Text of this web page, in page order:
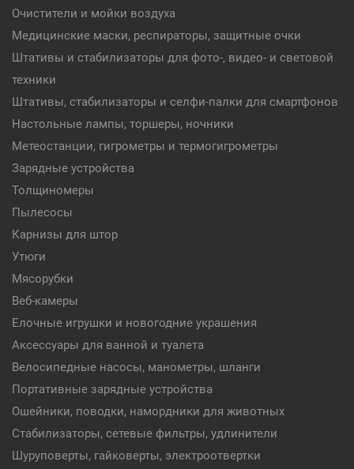
Очистители и мойки воздуха
Медицинские маски, респираторы, защитные очки
Штативы и стабилизаторы для фото-, видео- и световой
техники
Штативы, стабилизаторы и селфи-палки для смартфонов
Настольные лампы, торшеры, ночники
Метеостанции, гигрометры и термогигрометры
Зарядные устройства
Толщиномеры
Пылесосы
Карнизы для штор
Утюги
Мясорубки
Веб-камеры
Елочные игрушки и новогодние украшения
Аксессуары для ванной и туалета
Велосипедные насосы, манометры, шланги
Портативные зарядные устройства
Ошейники, поводки, намордники для животных
Стабилизаторы, сетевые фильтры, удлинители
Шуруповерты, гайковерты, электроотвертки